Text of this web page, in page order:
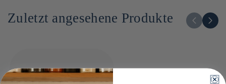
Zuletzt angesehene Produkte